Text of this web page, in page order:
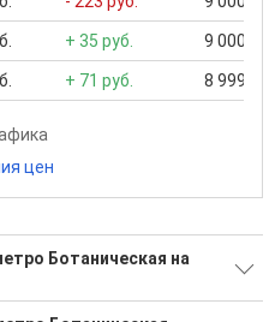
+ 35 руб. 9 000 ...
+ 71 руб. 8 999 ...
цен
Ботаническая на
у метро